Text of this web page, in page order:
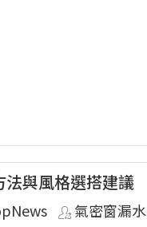
與風格選搭建議
氣密窗漏水